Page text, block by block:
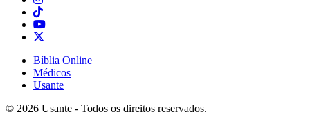
Bíblia Online
Médicos
Usante
© 2026 Usante - Todos os direitos reservados.